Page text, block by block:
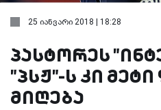
25 იანვარი 2018 | 18:28
პასტორეს
"პსჟ"-ს კი
მიღება